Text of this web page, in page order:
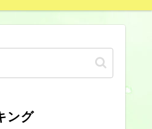
ング